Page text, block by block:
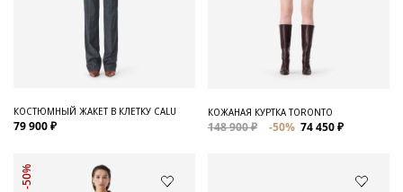
КОСТЮМНЫЙ ЖАКЕТ В КЛЕТКУ CALU
79 900 ₽
КОЖАНАЯ КУРТКА TORONTO
148 900 ₽ -50% 74 450 ₽
-50%